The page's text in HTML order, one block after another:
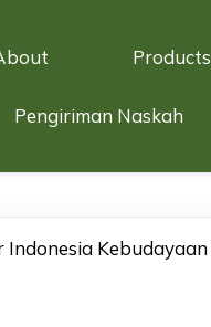
Products
Pengiriman Naskah